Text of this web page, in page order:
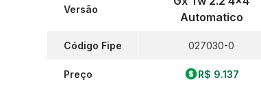
Versão
Código Fipe
Preço
Automatico
027030-0
R$ 9.137